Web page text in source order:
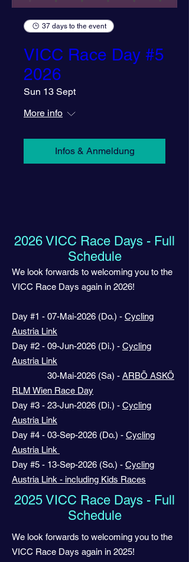
37 days to the event
VICC Race Day #5
2026
Sun 13 Sept
More info
Infos & Anmeldung
2026 VICC Race Days - Full
Schedule
We look forwards to welcoming you to the
VICC Race Days again in 2026!
Day #1 - 07-Mai-2026 (Do.) - Cycling
Austria Link
Day #2 - 09-Jun-2026 (Di.) - Cycling
Austria Link
30-Mai-2026 (Sa) - ARBÖ ASKÖ
RLM Wien Race Day
Day #3 - 23-Jun-2026 (Di.) - Cycling
Austria Link
Day #4 - 03-Sep-2026 (Do.) - Cycling
Austria Link
Day #5 - 13-Sep-2026 (So.) - Cycling
Austria Link - including Kids Races
2025 VICC Race Days - Full
Schedule
We look forwards to welcoming you to the
VICC Race Days again in 2025!